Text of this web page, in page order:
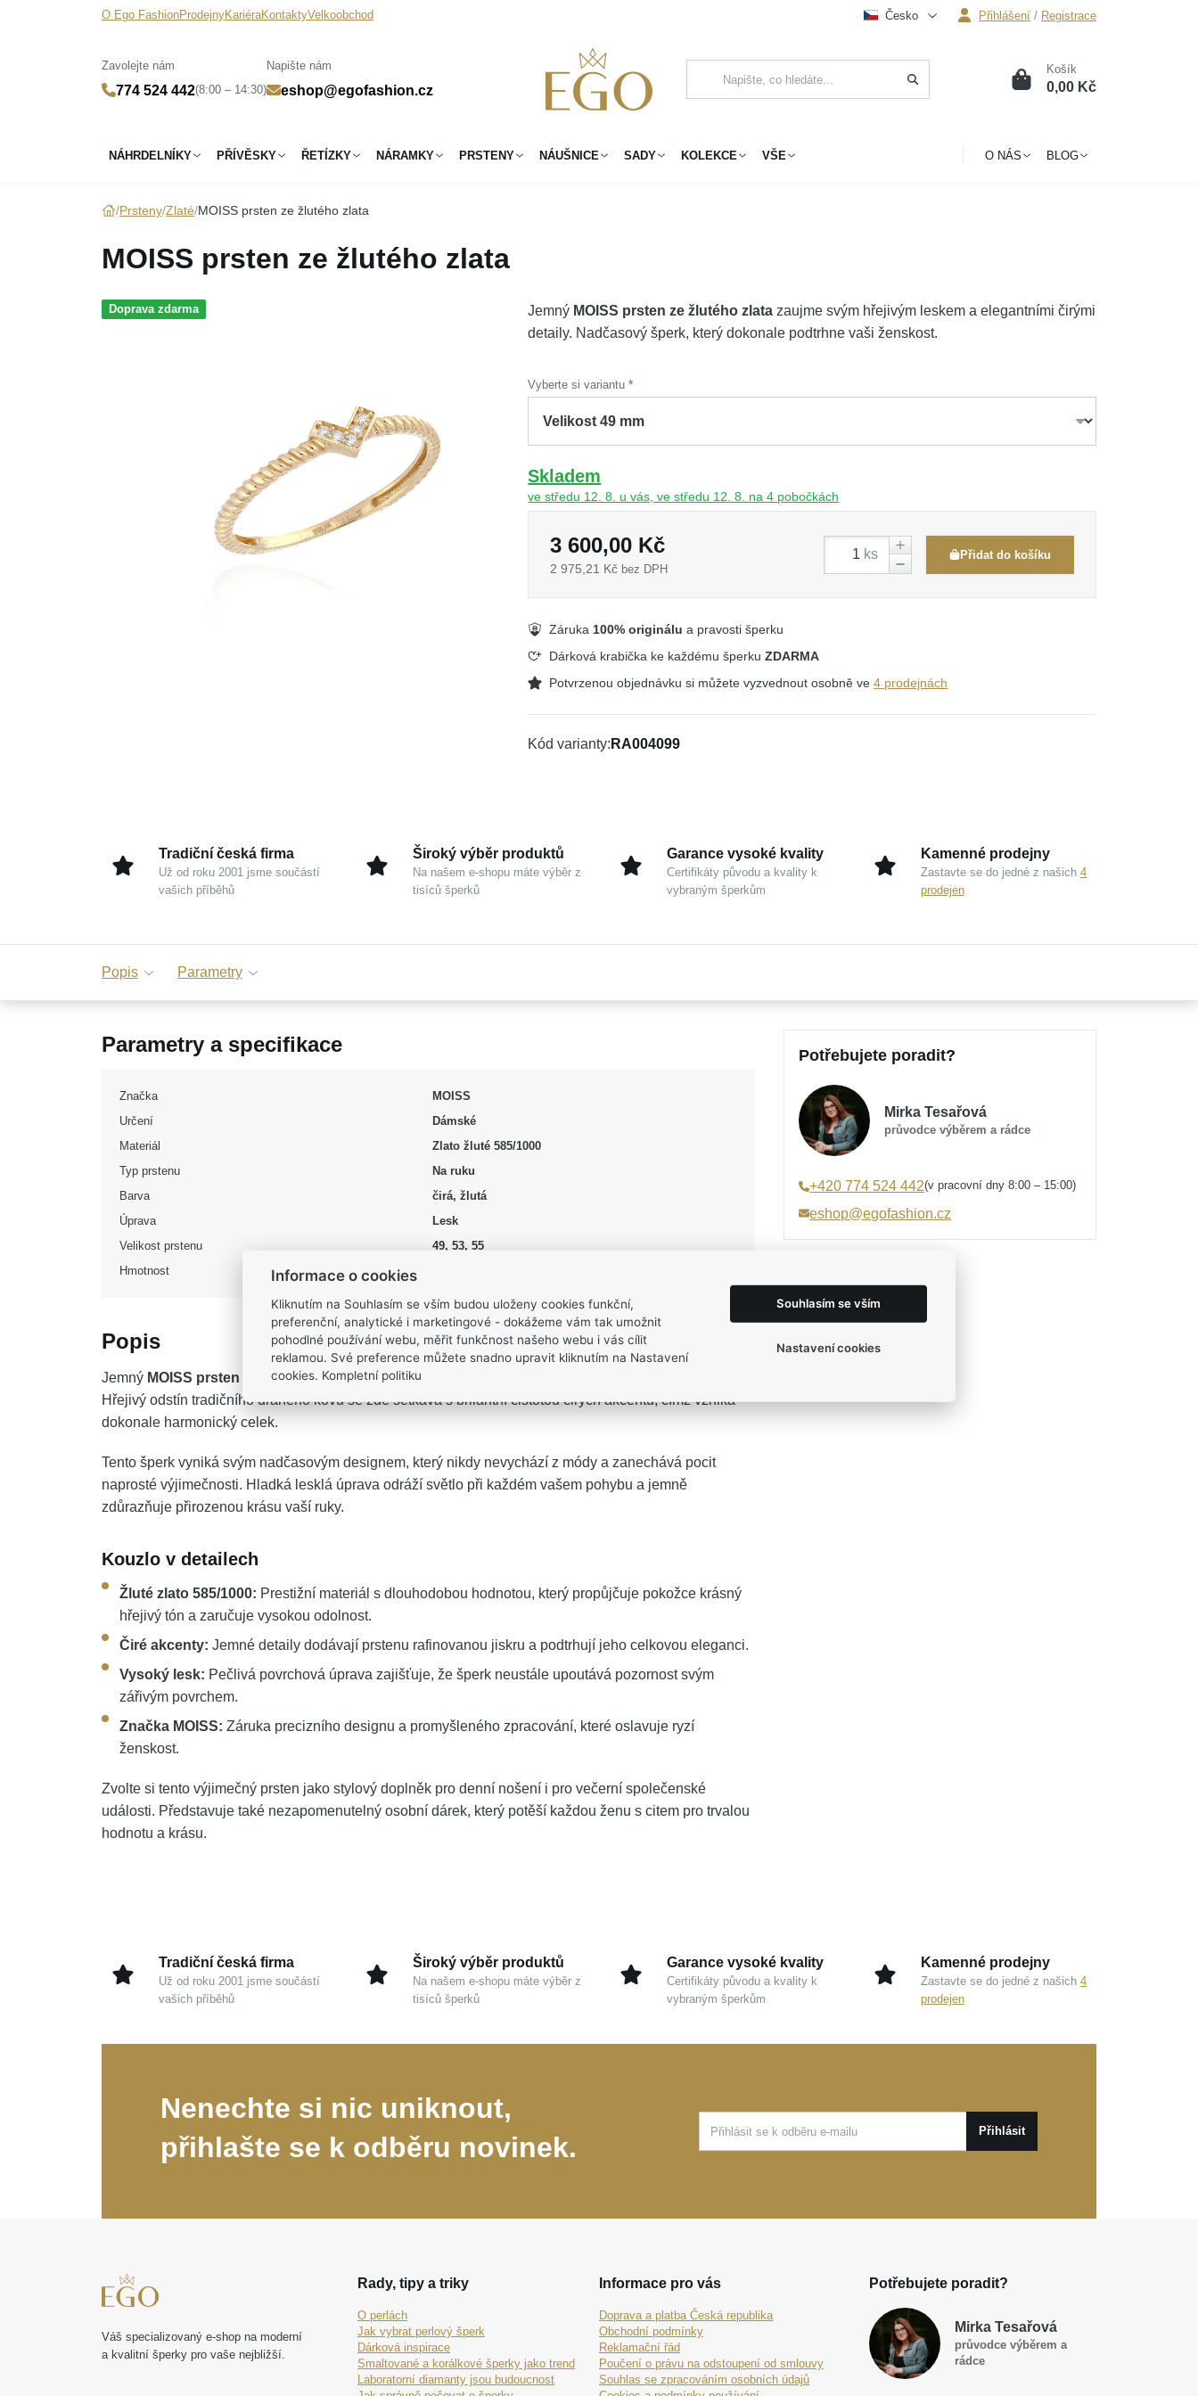
O Ego FashionProdejnyKariéraKontaktyVelkoobchod
Zavolejte nám
774 524 442(8:00 – 14:30)
Napište nám
eshop@egofashion.cz
Česko Přihlášení / Registrace
0 Košík
0,00 Kč
NÁHRDELNÍKY PŘÍVĚSKY ŘETÍZKY NÁRAMKY PRSTENY NÁUŠNICE SADY KOLEKCE VŠE O NÁS BLOG
Prsteny Zlaté MOISS prsten ze žlutého zlata
MOISS prsten ze žlutého zlata
Doprava zdarma Jemný MOISS prsten ze žlutého zlata zaujme svým hřejivým leskem a elegantními čirými
detaily. Nadčasový šperk, který dokonale podtrhne vaši ženskost.
Vyberte si variantu
Skladem
ve středu 12. 8. u vás, ve středu 12. 8. na 4 pobočkách
3 600,00 Kč
2 975,21 Kč bez DPH
ks Přidat do košíku
Záruka 100% originálu a pravosti šperku
Dárková krabička ke každému šperkuZDARMA
Potvrzenou objednávku si můžete vyzvednout osobně ve4 prodejnách
Kód varianty RA004099
Tradiční česká firma
Už od roku 2001 jsme součástí
vašich příběhů
Široký výběr produktů
Na našem e-shopu máte výběr z
tisíců šperků
Garance vysoké kvality
Certifikáty původu a kvality k
vybraným šperkům
Kamenné prodejny
Zastavte se do jedné z našich 4
prodejen
Popis Parametry
Parametry a specifikace
Značka
MOISS
Určení
Dámské
Materiál
Zlato žluté 585/1000
Typ prstenu
Na ruku
Barva
čirá, žlutá
Úprava
Lesk
Velikost prstenu
49, 53, 55
Hmotnost
Popis
Jemný MOISS prsten ze žlutého zlatase stane oslnivou součástí vašeho každodenního příběhu.
Hřejivý odstín tradičního drahého kovu se zde setkává s brilantní čistotou čirých akcentů, čímž vzniká
dokonale harmonický celek.
Tento šperk vyniká svým nadčasovým designem, který nikdy nevychází z módy a zanechává pocit
naprosté výjimečnosti. Hladká lesklá úprava odráží světlo při každém vašem pohybu a jemně
zdůrazňuje přirozenou krásu vaší ruky.
Kouzlo v detailech
Žluté zlato 585/1000: Prestižní materiál s dlouhodobou hodnotou, který propůjčuje pokožce krásný
hřejivý tón a zaručuje vysokou odolnost.
Čiré akcenty: Jemné detaily dodávají prstenu rafinovanou jiskru a podtrhují jeho celkovou eleganci.
Vysoký lesk: Pečlivá povrchová úprava zajišťuje, že šperk neustále upoutává pozornost svým
zářivým povrchem.
Značka MOISS: Záruka precizního designu a promyšleného zpracování, které oslavuje ryzí
ženskost.
Zvolte si tento výjimečný prsten jako stylový doplněk pro denní nošení i pro večerní společenské
události. Představuje také nezapomenutelný osobní dárek, který potěší každou ženu s citem pro trvalou
hodnotu a krásu.
Potřebujete poradit?
Mirka Tesařová
průvodce výběrem a rádce
+420 774 524 442(v pracovní dny 8:00 – 15:00)
eshop@egofashion.cz
Tradiční česká firma
Už od roku 2001 jsme součástí
vašich příběhů
Široký výběr produktů
Na našem e-shopu máte výběr z
tisíců šperků
Garance vysoké kvality
Certifikáty původu a kvality k
vybraným šperkům
Kamenné prodejny
Zastavte se do jedné z našich 4
prodejen
Nenechte si nic uniknout,
přihlašte se k odběru novinek.
Přihlásit
Váš specializovaný e-shop na moderní
a kvalitní šperky pro vaše nejbližší.
Rady, tipy a triky
O perlách
Jak vybrat perlový šperk
Dárková inspirace
Smaltované a korálkové šperky jako trend
Laboratorní diamanty jsou budoucnost
Informace pro vás
Doprava a platba Česká republika
Obchodní podmínky
Reklamační řád
Poučení o právu na odstoupení od smlouvy
Souhlas se zpracováním osobních údajů
Potřebujete poradit?
Mirka Tesařová
průvodce výběrem a
rádce
Informace o cookies
Kliknutím na Souhlasím se vším budou uloženy cookies funkční,
preferenční, analytické i marketingové - dokážeme vám tak umožnit
pohodlné používání webu, měřit funkčnost našeho webu i vás cílit
reklamou. Své preference můžete snadno upravit kliknutím na Nastavení
cookies. Kompletní politiku
Souhlasím se vším
Nastavení cookies